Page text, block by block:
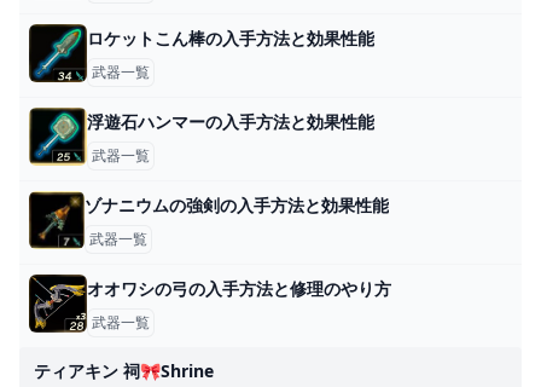
ロケットこん棒の入手方法と効果性能
武器一覧
浮遊石ハンマーの入手方法と効果性能
武器一覧
ゾナニウムの強剣の入手方法と効果性能
武器一覧
オオワシの弓の入手方法と修理のやり方
武器一覧
ティアキン 祠🎀shrine